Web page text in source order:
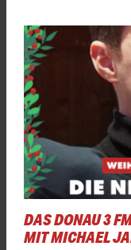
DAS DONAU 3
MIT MICHAEL